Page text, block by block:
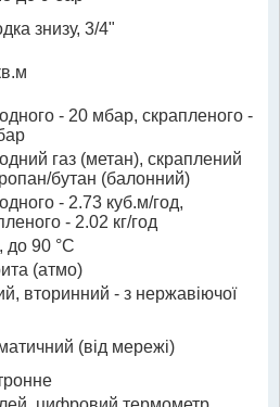
знизу, 3/4"
- 20 мбар, скрапленого -
газ (метан), скраплений
бутан (балонний)
- 2.73 куб.м/год,
- 2.02 кг/год
до 90 °C
(атмо)
вторинний - з нержавіючої
(від мережі)